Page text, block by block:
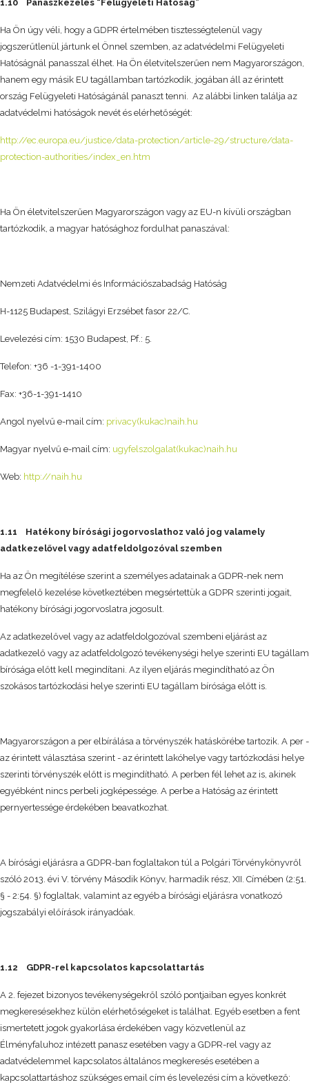
1.10 Panaszkezelés “Felügyeleti Hatóság”
Ha Ön úgy véli, hogy a GDPR értelmében tisztességtelenül vagy
jogszerűtlenül jártunk el Önnel szemben, az adatvédelmi Felügyeleti
Hatóságnál panasszal élhet. Ha Ön életvitelszerűen nem Magyarországon,
hanem egy másik EU tagállamban tartózkodik, jogában áll az érintett
ország Felügyeleti Hatóságánál panaszt tenni. Az alábbi linken találja az
adatvédelmi hatóságok nevét és elérhetőségét:
http://ec.europa.eu/justice/data-protection/article-29/structure/data-
protection-authorities/index_en.htm
Ha Ön életvitelszerűen Magyarországon vagy az EU-n kívüli országban
tartózkodik, a magyar hatósághoz fordulhat panaszával:
Nemzeti Adatvédelmi és Információszabadság Hatóság
H-1125 Budapest, Szilágyi Erzsébet fasor 22/C.
Levelezési cím: 1530 Budapest, Pf.: 5.
Telefon: +36 -1-391-1400
Fax: +36-1-391-1410
Angol nyelvű e-mail cím: privacy(kukac)naih.hu
Magyar nyelvű e-mail cím: ugyfelszolgalat(kukac)naih.hu
Web: http://naih.hu
1.11 Hatékony bírósági jogorvoslathoz való jog valamely
adatkezelővel vagy adatfeldolgozóval szemben
Ha az Ön megítélése szerint a személyes adatainak a GDPR-nek nem
megfelelő kezelése következtében megsértettük a GDPR szerinti jogait,
hatékony bírósági jogorvoslatra jogosult.
Az adatkezelővel vagy az adatfeldolgozóval szembeni eljárást az
adatkezelő vagy az adatfeldolgozó tevékenységi helye szerinti EU tagállam
bírósága előtt kell megindítani. Az ilyen eljárás megindítható az Ön
szokásos tartózkodási helye szerinti EU tagállam bírósága előtt is.
Magyarországon a per elbírálása a törvényszék hatáskörébe tartozik. A per -
az érintett választása szerint - az érintett lakóhelye vagy tartózkodási helye
szerinti törvényszék előtt is megindítható. A perben fél lehet az is, akinek
egyébként nincs perbeli jogképessége. A perbe a Hatóság az érintett
pernyertessége érdekében beavatkozhat.
A bírósági eljárásra a GDPR-ban foglaltakon túl a Polgári Törvénykönyvről
szóló 2013. évi V. törvény Második Könyv, harmadik rész, XII. Címében (2:51.
§ - 2:54. §) foglaltak, valamint az egyéb a bírósági eljárásra vonatkozó
jogszabályi előírások irányadóak.
1.12 GDPR-rel kapcsolatos kapcsolattartás
A 2. fejezet bizonyos tevékenységekről szóló pontjaiban egyes konkrét
megkeresésekhez külön elérhetőségeket is találhat. Egyéb esetben a fent
ismertetett jogok gyakorlása érdekében vagy közvetlenül az
Élményfaluhoz intézett panasz esetében vagy a GDPR-rel vagy az
adatvédelemmel kapcsolatos általános megkeresés esetében a
kapcsolattartáshoz szükséges email cím és levelezési cím a következő: